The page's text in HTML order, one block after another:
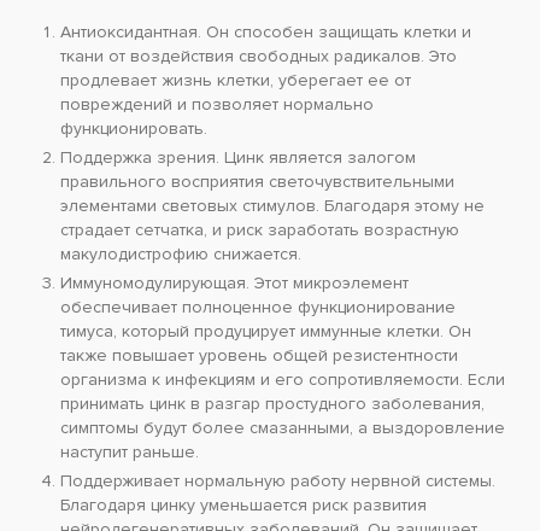
Антиоксидантная. Он способен защищать клетки и
ткани от воздействия свободных радикалов. Это
продлевает жизнь клетки, уберегает ее от
повреждений и позволяет нормально
функционировать.
Поддержка зрения. Цинк является залогом
правильного восприятия светочувствительными
элементами световых стимулов. Благодаря этому не
страдает сетчатка, и риск заработать возрастную
макулодистрофию снижается.
Иммуномодулирующая. Этот микроэлемент
обеспечивает полноценное функционирование
тимуса, который продуцирует иммунные клетки. Он
также повышает уровень общей резистентности
организма к инфекциям и его сопротивляемости. Если
принимать цинк в разгар простудного заболевания,
симптомы будут более смазанными, а выздоровление
наступит раньше.
Поддерживает нормальную работу нервной системы.
Благодаря цинку уменьшается риск развития